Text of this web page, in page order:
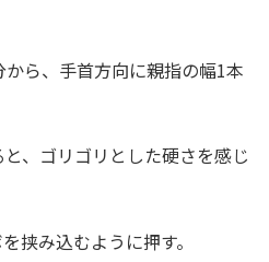
ら、手首方向に親指の幅1本
、ゴリゴリとした硬さを感じ
挟み込むように押す。